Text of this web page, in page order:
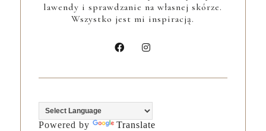
lawendy i sprawdzanie na własnej skórze.
Wszystko jest mi inspiracją.
Powered by Translate